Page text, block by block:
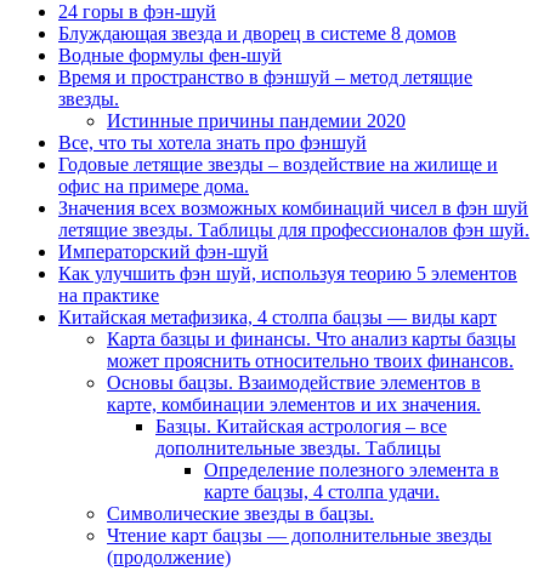
24 горы в фэн-шуй
Блуждающая звезда и дворец в системе 8 домов
Водные формулы фен-шуй
Время и пространство в фэншуй – метод летящие
звезды.
Истинные причины пандемии 2020
Все, что ты хотела знать про фэншуй
Годовые летящие звезды – воздействие на жилище и
офис на примере дома.
Значения всех возможных комбинаций чисел в фэн шуй
летящие звезды. Таблицы для профессионалов фэн шуй.
Императорский фэн-шуй
Как улучшить фэн шуй, используя теорию 5 элементов
на практике
Китайская метафизика, 4 столпа бацзы — виды карт
Карта базцы и финансы. Что анализ карты базцы
может прояснить относительно твоих финансов.
Основы бацзы. Взаимодействие элементов в
карте, комбинации элементов и их значения.
Базцы. Китайская астрология – все
дополнительные звезды. Таблицы
Определение полезного элемента в
карте бацзы, 4 столпа удачи.
Символические звезды в бацзы.
Чтение карт бацзы — дополнительные звезды
(продолжение)